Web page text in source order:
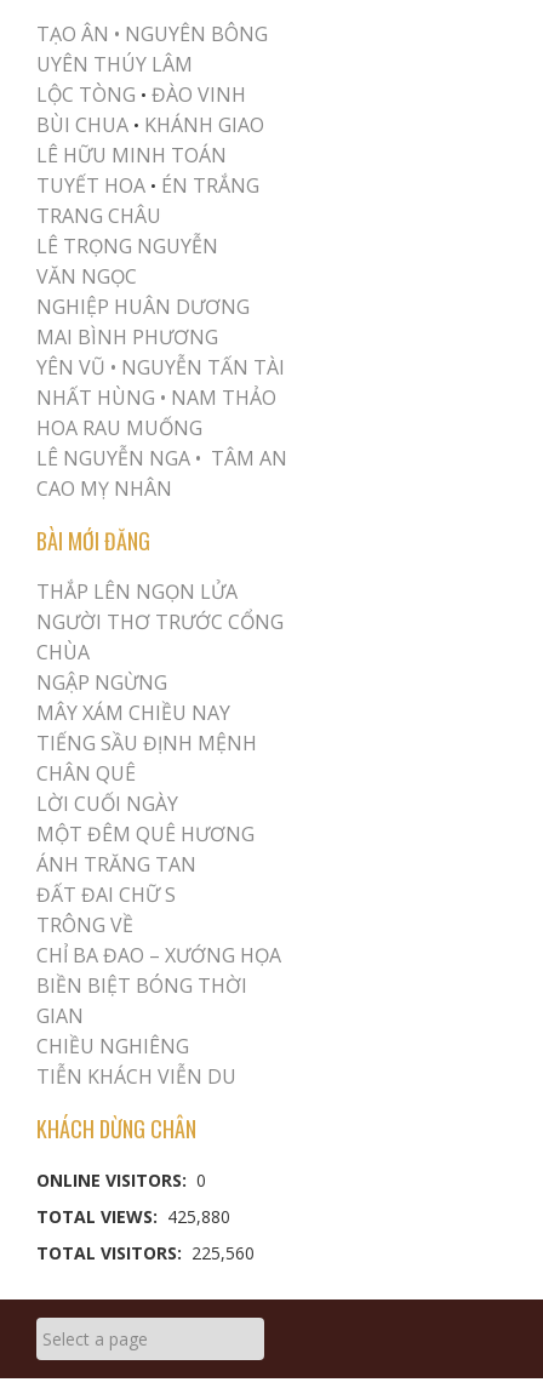
TẠO ÂN • NGUYÊN BÔNG
UYÊN THÚY LÂM
LỘC TÒNG • ĐÀO VINH
BÙI CHUA • KHÁNH GIAO
LÊ HỮU MINH TOÁN
TUYẾT HOA • ÉN TRẮNG
TRANG CHÂU
LÊ TRỌNG NGUYỄN
VĂN NGỌC
NGHIỆP HUÂN DƯƠNG
MAI BÌNH PHƯƠNG
YÊN VŨ • NGUYỄN TẤN TÀI
NHẤT HÙNG • NAM THẢO
HOA RAU MUỐNG
LÊ NGUYỄN NGA • TÂM AN
CAO MỴ NHÂN
BÀI MỚI ĐĂNG
THẮP LÊN NGỌN LỬA
NGƯỜI THƠ TRƯỚC CỔNG
CHÙA
NGẬP NGỪNG
MÂY XÁM CHIỀU NAY
TIẾNG SẦU ĐỊNH MỆNH
CHÂN QUÊ
LỜI CUỐI NGÀY
MỘT ĐÊM QUÊ HƯƠNG
ÁNH TRĂNG TAN
ĐẤT ĐAI CHỮ S
TRÔNG VỀ
CHỈ BA ĐAO – XƯỚNG HỌA
BIỀN BIỆT BÓNG THỜI
GIAN
CHIỀU NGHIÊNG
TIỄN KHÁCH VIỄN DU
KHÁCH DỪNG CHÂN
ONLINE VISITORS: 0
TOTAL VIEWS: 425,880
TOTAL VISITORS: 225,560